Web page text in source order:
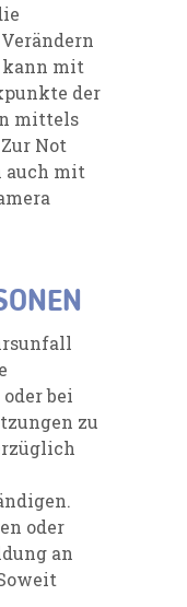
mit
der
mittels
Not
auch mit
bei
zu
oder
an